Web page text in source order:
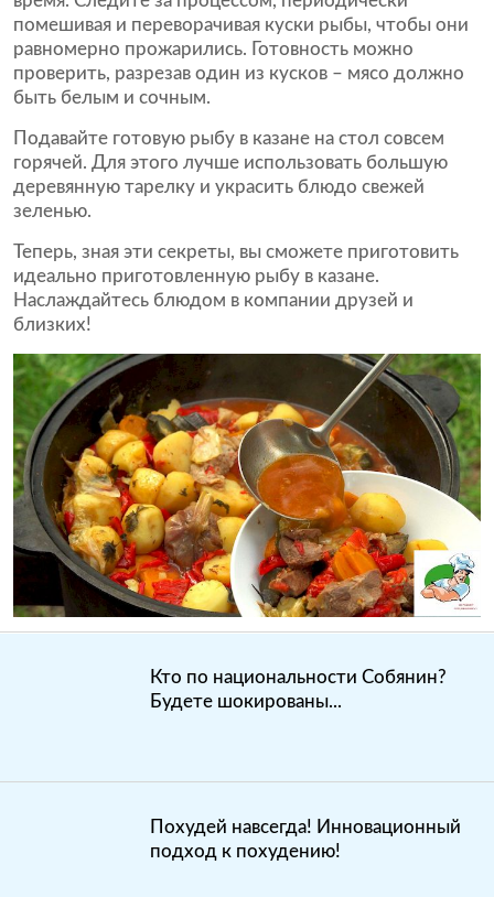
помешивая и переворачивая куски рыбы, чтобы они
равномерно прожарились. Готовность можно
проверить, разрезав один из кусков – мясо должно
быть белым и сочным.
Подавайте готовую рыбу в казане на стол совсем
горячей. Для этого лучше использовать большую
деревянную тарелку и украсить блюдо свежей
зеленью.
Теперь, зная эти секреты, вы сможете приготовить
идеально приготовленную рыбу в казане.
Наслаждайтесь блюдом в компании друзей и
близких!
Кто по национальности Собянин?
Будете шокированы...
Похудей навсегда! Инновационный
подход к похудению!